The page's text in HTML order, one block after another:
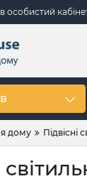
в особистий
дому Підвісні